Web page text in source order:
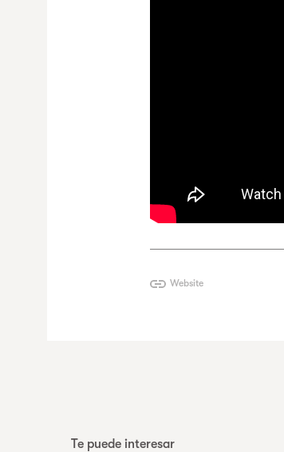
Website
Te puede interesar